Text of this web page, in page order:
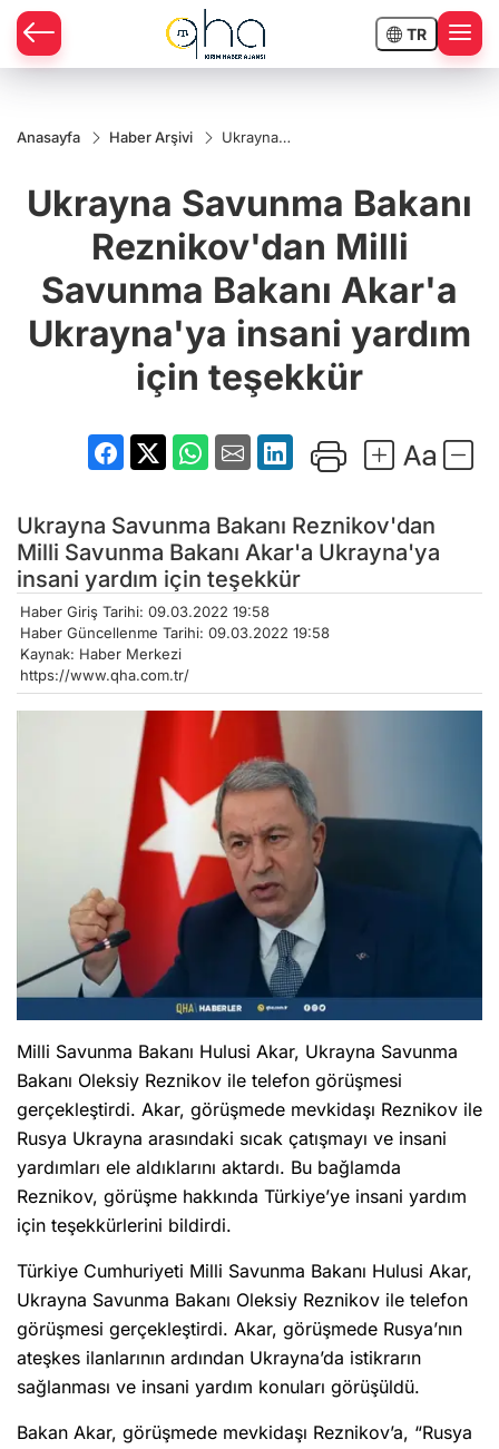
TR
Anasayfa Haber Arşivi
Ukrayna
Milli
Bakanı
Akar'a
Ukrayna'ya
insani yardım
için teşekkür
Ukrayna Savunma Bakanı
Reznikov'dan Milli
Savunma Bakanı Akar'a
Ukrayna'ya insani yardım
için teşekkür
Ukrayna Savunma Bakanı Reznikov'dan
Milli Savunma Bakanı Akar'a Ukrayna'ya
insani yardım için teşekkür
Haber Giriş Tarihi: 09.03.2022 19:58
Haber Güncellenme Tarihi: 09.03.2022 19:58
Kaynak: Haber Merkezi
https://www.qha.com.tr/
Milli Savunma Bakanı Hulusi Akar, Ukrayna Savunma
Bakanı Oleksiy Reznikov ile telefon görüşmesi
gerçekleştirdi. Akar, görüşmede mevkidaşı Reznikov ile
Rusya Ukrayna arasındaki sıcak çatışmayı ve insani
yardımları ele aldıklarını aktardı. Bu bağlamda
Reznikov, görüşme hakkında Türkiye’ye insani yardım
için teşekkürlerini bildirdi.
Türkiye Cumhuriyeti Milli Savunma Bakanı Hulusi Akar,
Ukrayna Savunma Bakanı Oleksiy Reznikov ile telefon
görüşmesi gerçekleştirdi. Akar, görüşmede Rusya’nın
ateşkes ilanlarının ardından Ukrayna’da istikrarın
sağlanması ve insani yardım konuları görüşüldü.
Bakan Akar, görüşmede mevkidaşı Reznikov’a, “Rusya